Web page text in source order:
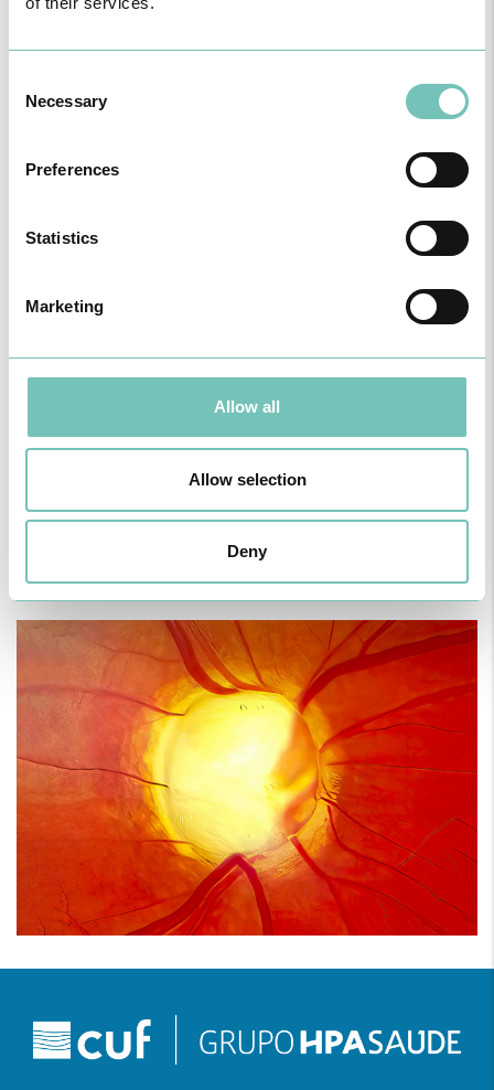
Selection
Necessary
Preferences
Statistics
Marketing
Allow all
Allow selection
Deny
VER MÉDICO